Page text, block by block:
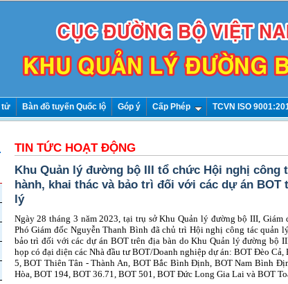
tử Bàn đồ tuyến Quốc lộ Góp ý Cấp Phép TCVN ISO
TIN TỨC HOẠT ĐỘNG
Khu Quản lý đường bộ III tổ chức Hội nghị công
hành, khai thác và bảo trì đối với các dự án BOT
lý
Ngày 28 tháng 3 năm 2023, tại trụ sở Khu Quản lý đường bộ III, Giám
Phó Giám đốc Nguyễn Thanh Bình đã chủ trì Hội nghị công tác quản
bảo trì đối với các dự án BOT trên địa bàn do Khu Quản lý đường bộ
họp có đại diện các Nhà đầu tư BOT/Doanh nghiệp dự án: BOT Đèo
5, BOT Thiên Tân - Thành An, BOT Bắc Bình Định, BOT Nam Bình
Hòa, BOT 194, BOT 36.71, BOT 501, BOT Đức Long Gia Lai và BOT